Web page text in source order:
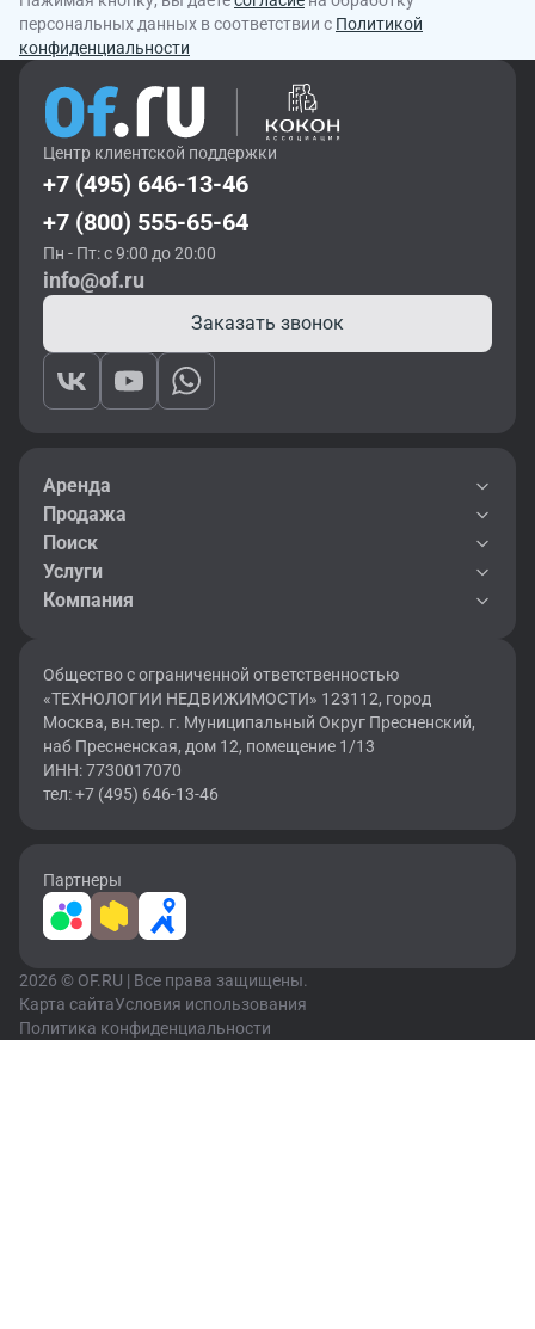
персональных данных в соответствии с Политикой
конфиденциальности
Центр клиентской поддержки
+7 (495) 646-13-46
+7 (800) 555-65-64
Пн - Пт: с 9:00 до 20:00
info@of.ru
Заказать звонок
Аренда
Продажа
Поиск
Услуги
Компания
Общество с ограниченной ответственностью
«ТЕХНОЛОГИИ НЕДВИЖИМОСТИ» 123112, город
Москва, вн.тер. г. Муниципальный Округ Пресненский,
наб Пресненская, дом 12, помещение 1/13
ИНН: 7730017070
тел: +7 (495) 646-13-46
Партнеры
2026 © OF.RU | Все права защищены.
Карта сайтаУсловия использования
Политика конфиденциальности